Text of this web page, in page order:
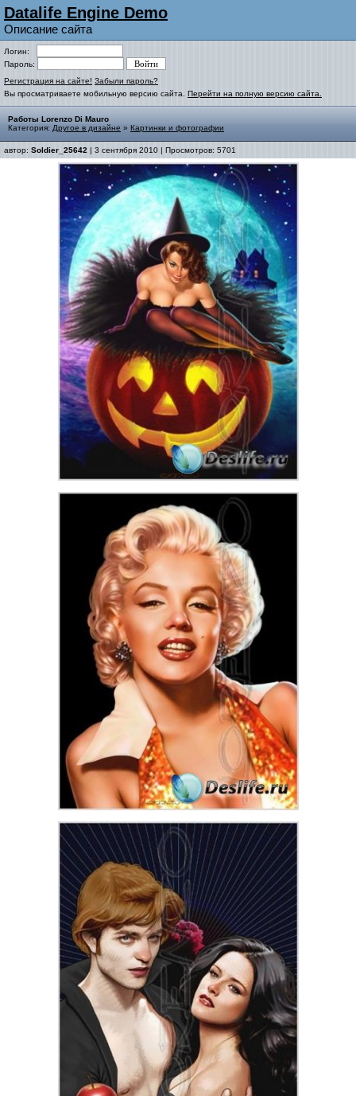
Datalife Engine Demo
Описание сайта
Логин:
Пароль:
Регистрация на сайте! Забыли пароль?
Вы просматриваете мобильную версию сайта. Перейти на полную версию сайта.
Работы Lorenzo Di Mauro
Категория: Другое в дизайне » Картинки и фотографии
автор: Soldier_25642 | 3 сентября 2010 | Просмотров: 5701